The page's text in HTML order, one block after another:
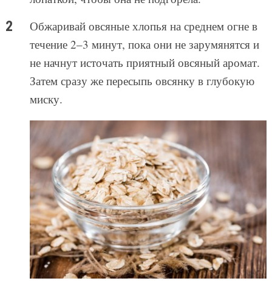
Обжаривай овсяные хлопья на среднем огне в
течение 2–3 минут, пока они не зарумянятся и
не начнут источать приятный овсяный аромат.
Затем сразу же пересыпь овсянку в глубокую
миску.